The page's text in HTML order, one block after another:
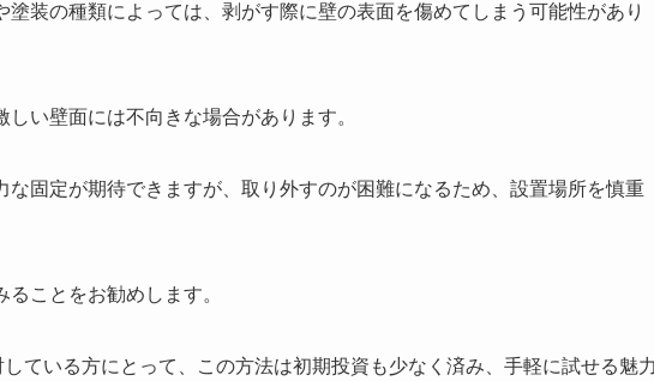
塗装の種類によっては、剥がす際に壁の表面を傷めてしまう可能性があり
い壁面には不向きな場合があります。
固定が期待できますが、取り外すのが困難になるため、設置場所を慎重
ことをお勧めします。
ている方にとって、この方法は初期投資も少なく済み、手軽に試せる魅